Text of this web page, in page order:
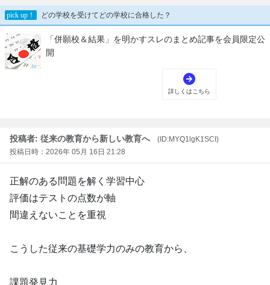
投稿者: 従来の教育から新しい教育へ
(ID:MYQ1lgK1SCI)
投稿日時：2026年 05月 16日 21:28
正解のある問題を解く学習中心
評価はテストの点数が軸
間違えないことを重視
こうした従来の基礎学力のみの教育から、
課題発見力